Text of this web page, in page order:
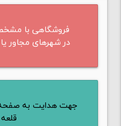
فروشگاهی با
در شهرهای مجاور
جهت هدایت به